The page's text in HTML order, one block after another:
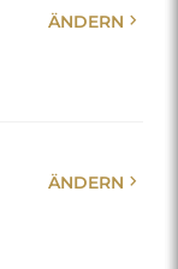
ÄNDERN chevron_right
ÄNDERN chevron_right